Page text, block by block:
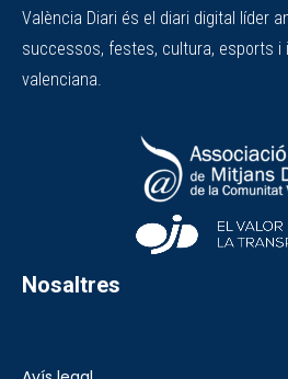
València Diari és el diari digital líder
successos, festes, cultura, esports i
valenciana.
Nosaltres